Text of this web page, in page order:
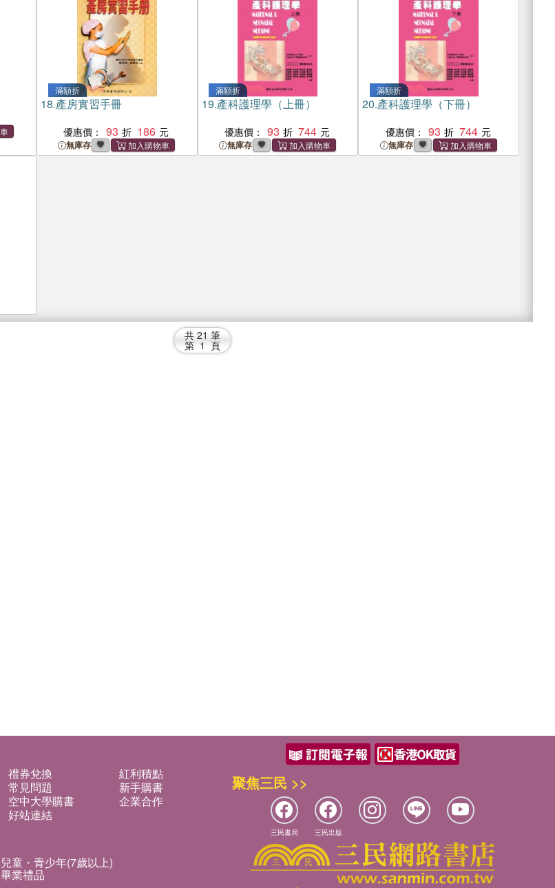
滿額折
18.產房實習手冊
優惠價： 93 186
無庫存
滿額折
19.產科護理學（上冊）
優惠價： 93 744
無庫存
滿額折
20.產科護理學（下冊）
優惠價： 93 744
無庫存
共 21 筆
第 1 頁
禮券兌換
紅利積點
常見問題
新手購書
空中大學購書
企業合作
好站連結
兒童・青少年(7歲以上)
畢業禮品
聚焦三民 >>
三民書局 三民出版